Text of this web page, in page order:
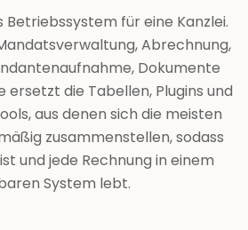
Betriebssystem für eine Kanzlei.
Abrechnung,
Dokumente
ersetzt die Tabellen, Plugins und
aus denen sich die meisten
zusammenstellen, sodass
und jede Rechnung in einem
System lebt.